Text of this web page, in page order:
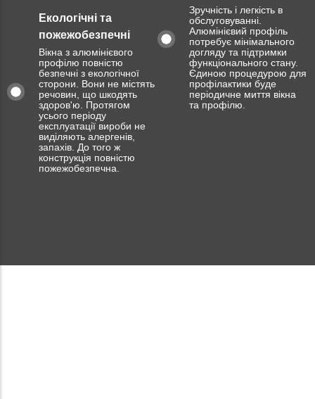
Екологічні та
пожежобезпечні
Вікна з алюмінієвого
профілю повністю
безпечні з екологічної
сторони. Вони не містять
речовин, що шкодять
здоров'ю. Протягом
усього періоду
експлуатації вироби не
виділяють алергенів,
запахів. До того ж
конструкція повністю
пожежобезпечна.
Зручність і легкість в
обслуговуванні.
Алюмінієвий профіль
потребує мінімального
догляду та підтримки
функціонального стану.
Єдиною процедурою для
профілактики буде
періодичне миття вікна
та профілю.